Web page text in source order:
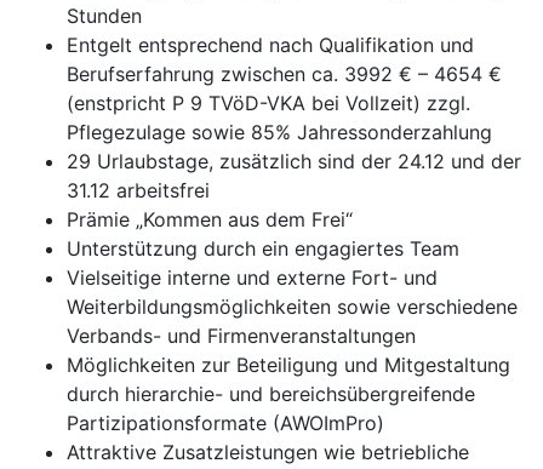
Stunden
Entgelt entsprechend nach Qualifikation und
Berufserfahrung zwischen ca. 3992 € – 4654 €
(enstpricht P 9 TVöD-VKA bei Vollzeit) zzgl.
Pflegezulage sowie 85% Jahressonderzahlung
29 Urlaubstage, zusätzlich sind der 24.12 und der
31.12 arbeitsfrei
Prämie „Kommen aus dem Frei“
Unterstützung durch ein engagiertes Team
Vielseitige interne und externe Fort- und
Weiterbildungsmöglichkeiten sowie verschiedene
Verbands- und Firmenveranstaltungen
Möglichkeiten zur Beteiligung und Mitgestaltung
durch hierarchie- und bereichsübergreifende
Partizipationsformate (AWOImPro)
Attraktive Zusatzleistungen wie betriebliche